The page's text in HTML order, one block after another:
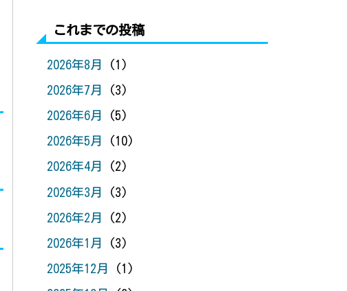
これまでの投稿
2026年8月 (1)
2026年7月 (3)
2026年6月 (5)
2026年5月 (10)
2026年4月 (2)
2026年3月 (3)
2026年2月 (2)
2026年1月 (3)
2025年12月 (1)